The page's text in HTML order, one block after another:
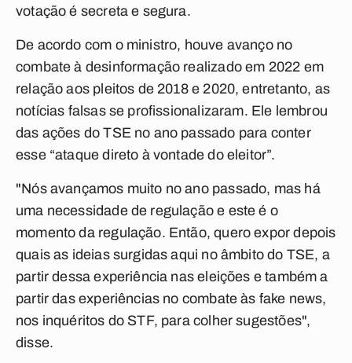
votação é secreta e segura.
De acordo com o ministro, houve avanço no
combate à desinformação realizado em 2022 em
relação aos pleitos de 2018 e 2020, entretanto, as
notícias falsas se profissionalizaram. Ele lembrou
das ações do TSE no ano passado para conter
esse “ataque direto à vontade do eleitor”.
"Nós avançamos muito no ano passado, mas há
uma necessidade de regulação e este é o
momento da regulação. Então, quero expor depois
quais as ideias surgidas aqui no âmbito do TSE, a
partir dessa experiência nas eleições e também a
partir das experiências no combate às fake news,
nos inquéritos do STF, para colher sugestões",
disse.